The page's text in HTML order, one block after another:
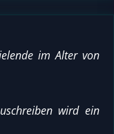
im Alter von
wird ein